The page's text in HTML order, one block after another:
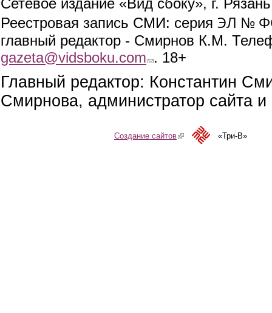
Сетевое издание «Вид сбоку», г.
Реестровая запись СМИ: серия ЭЛ №
главный редактор - Смирнов К.М.
gazeta@vidsboku.com (link sends e-mail)
. 18+
Главный редактор: Константин
Смирнова, администратор сайта
Создание сайтов(link is external)«Три-В»